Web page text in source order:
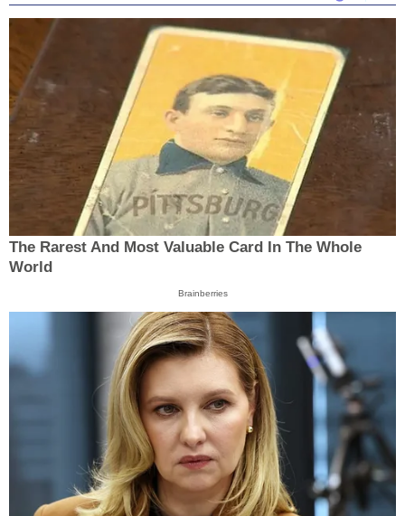
The Rarest And Most Valuable Card In The Whole
World
Brainberries